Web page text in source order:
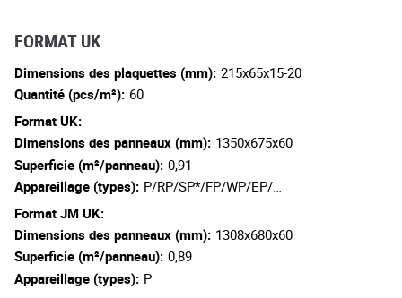
FORMAT UK
Dimensions des plaquettes (mm): 215x65x15-20
Quantité (pcs/m²): 60
Format UK:
Dimensions des panneaux (mm): 1350x675x60
Superficie (m²/panneau): 0,91
Appareillage (types): P/RP/SP*/FP/WP/EP/…
Format JM UK:
Dimensions des panneaux (mm): 1308x680x60
Superficie (m²/panneau): 0,89
Appareillage (types): P